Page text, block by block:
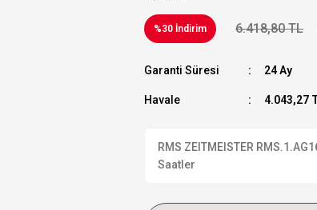
%30 İndirim 6.418,80 TL
Garanti Süresi 24 Ay
Havale 4.043,27
RMS ZEITMEISTER
Saatler